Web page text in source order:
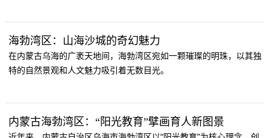
海勃湾区：山海沙城的奇幻魅力
在内蒙古乌海的广袤天地间，海勃湾区宛如一颗璀璨的明珠，以其独
特的自然景观和人文魅力吸引着无数目光。
内蒙古海勃湾区：“阳光教育”擘画育人新图景